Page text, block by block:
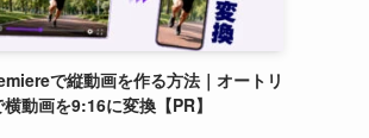
で縦動画を作る方法｜オートリ
動画を9:16に変換【PR】